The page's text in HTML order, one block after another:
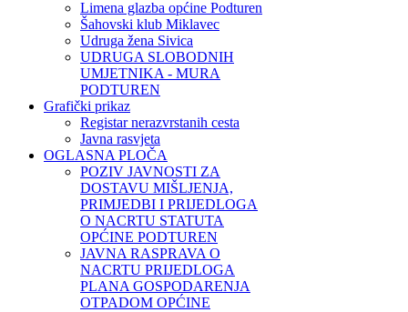
Limena glazba općine Podturen
Šahovski klub Miklavec
Udruga žena Sivica
UDRUGA SLOBODNIH
UMJETNIKA - MURA
PODTUREN
Grafički prikaz
Registar nerazvrstanih cesta
Javna rasvjeta
OGLASNA PLOČA
POZIV JAVNOSTI ZA
DOSTAVU MIŠLJENJA,
PRIMJEDBI I PRIJEDLOGA
O NACRTU STATUTA
OPĆINE PODTUREN
JAVNA RASPRAVA O
NACRTU PRIJEDLOGA
PLANA GOSPODARENJA
OTPADOM OPĆINE